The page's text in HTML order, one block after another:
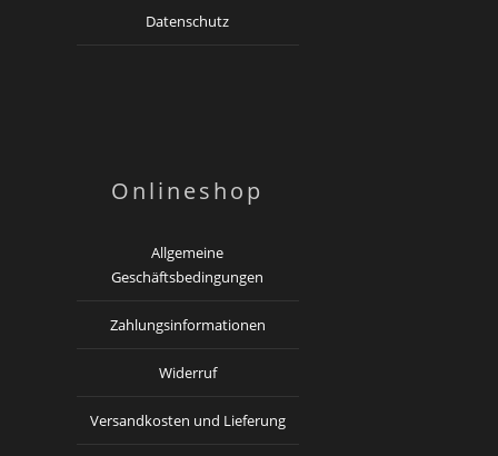
Datenschutz
Onlineshop
Allgemeine
Geschäftsbedingungen
Zahlungsinformationen
Widerruf
Versandkosten und Lieferung